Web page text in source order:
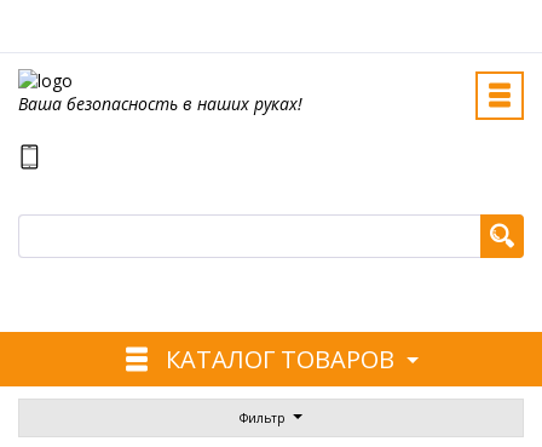
Ваша безопасность в наших руках!
КАТАЛОГ ТОВАРОВ
Фильтр